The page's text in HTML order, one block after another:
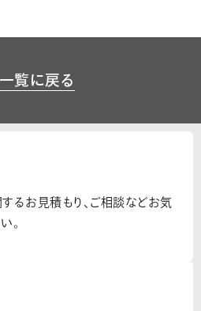
覧に戻る
るお見積もり、 ご相談などお気
。